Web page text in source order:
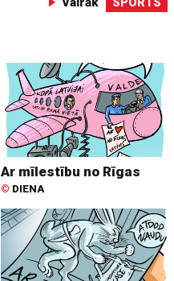
Ar mīlestību no Rīgas
© DIENA